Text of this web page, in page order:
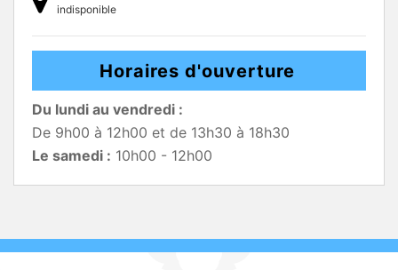
indisponible
Horaires d'ouverture
Du lundi au vendredi :
De 9h00 à 12h00 et de 13h30 à 18h30
Le samedi : 10h00 - 12h00